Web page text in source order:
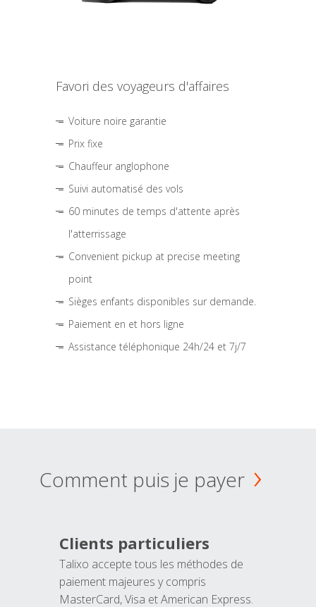
Favori des voyageurs d'affaires
Voiture noire garantie
Prix fixe
Chauffeur anglophone
Suivi automatisé des vols
60 minutes de temps d'attente après
l'atterrissage
Convenient pickup at precise meeting
point
Sièges enfants disponibles sur demande.
Paiement en et hors ligne
Assistance téléphonique 24h/24 et 7j/7
Comment puis je payer
Clients particuliers
Talixo accepte tous les méthodes de
paiement majeures y compris
MasterCard, Visa et American Express.